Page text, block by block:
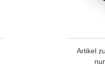
Artikel